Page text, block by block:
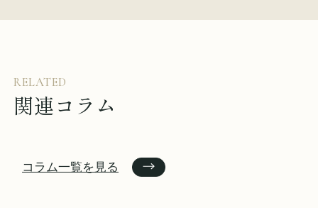
RELATED
関連コラム
コラム一覧を見る